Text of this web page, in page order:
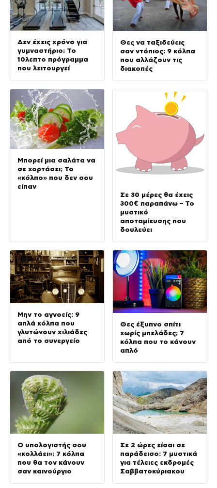
Δεν έχεις χρόνο για
γυμναστήριο; Το
10λεπτο πρόγραμμα
που λειτουργεί
Θες να ταξιδεύεις
σαν ντόπιος; 9 κόλπα
που αλλάζουν τις
διακοπές
Μπορεί μια σαλάτα να
σε χορτάσει; Το
«κόλπο» που δεν σου
είπαν
Σε 30 μέρες θα έχεις
300€ παραπάνω – Το
μυστικό
αποταμίευσης που
δουλεύει
Μην το αγνοείς: 9
απλά κόλπα που
γλυτώνουν χιλιάδες
από το συνεργείο
Θες έξυπνο σπίτι
χωρίς μπελάδες; 7
κόλπα που το κάνουν
απλό
Ο υπολογιστής σου
«κολλάει»; 7 κόλπα
που θα τον κάνουν
σαν καινούργιο
Σε 2 ώρες είσαι σε
παράδεισο: 7 μυστικά
για τέλειες εκδρομές
Σαββατοκύριακου